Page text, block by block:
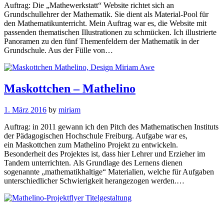
Auftrag: Die „Mathewerkstatt“ Website richtet sich an
Grundschullehrer der Mathematik. Sie dient als Material-Pool für
den Mathematikunterricht. Mein Auftrag war es, die Website mit
passenden thematischen Illustrationen zu schmücken. Ich illustrierte
Panoramen zu den fünf Themenfeldern der Mathematik in der
Grundschule. Aus der Fülle von…
Maskottchen – Mathelino
1. März 2016 by miriam
Auftrag: in 2011 gewann ich den Pitch des Mathematischen Instituts
der Pädagogischen Hochschule Freiburg. Aufgabe war es,
ein Maskottchen zum Mathelino Projekt zu entwickeln.
Besonderheit des Projektes ist, dass hier Lehrer und Erzieher im
Tandem unterrichten. Als Grundlage des Lernens dienen
sogenannte „mathematikhaltige“ Materialien, welche für Aufgaben
unterschiedlicher Schwierigkeit herangezogen werden.…